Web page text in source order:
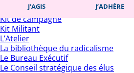
J’AGIS J’ADHÈRE
J’adhère
Kit de campagne
Kit Militant
L’Atelier
La bibliothèque du radicalisme
Le Bureau Exécutif
Le Conseil stratégique des élus